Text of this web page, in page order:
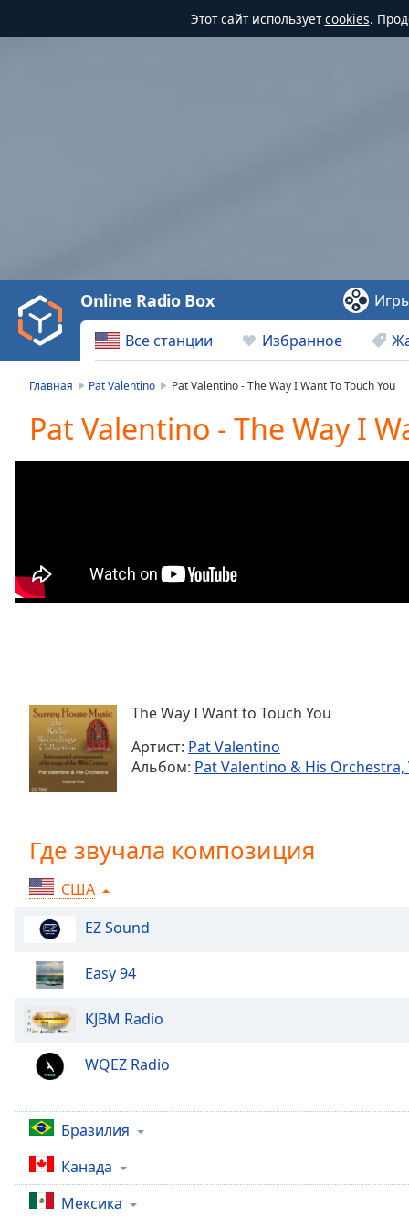
Этот сайт используетcookies.
Video
Play
Backward
Skip
Current
Time0:00
TypeLIVE
Seek to
Playback
Rate
Chapters
Descriptions
descriptions
selected
subtitles
settings,
opens
settings
dialog
subtitles
off
selected
Все станции Избранное
Online Radio Box
Главная Pat Valentino Pat Valentino - The Way I Want To Touch You
Pat Valentino - The Way I
The Way I Want to Touch You
Артист: Pat Valentino
Альбом: Pat Valentino & His Orchestra,
Где звучала композиция
США
EZ Sound
Easy 94
KJBM Radio
WQEZ Radio
Бразилия
Канада
Мексика